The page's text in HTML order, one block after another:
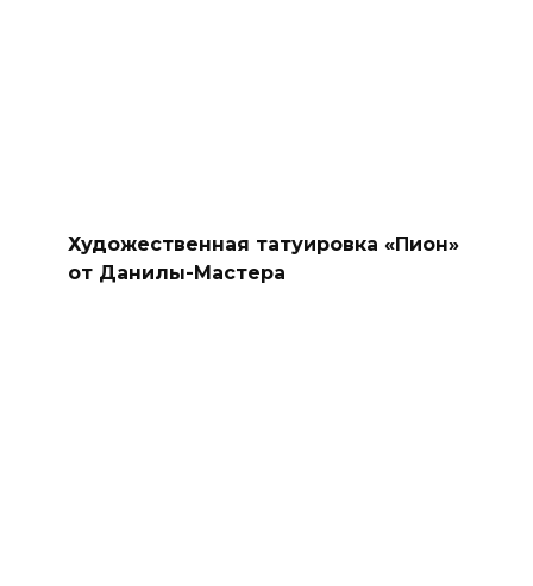
Художественная татуировка «Пион»
от Данилы-Мастера